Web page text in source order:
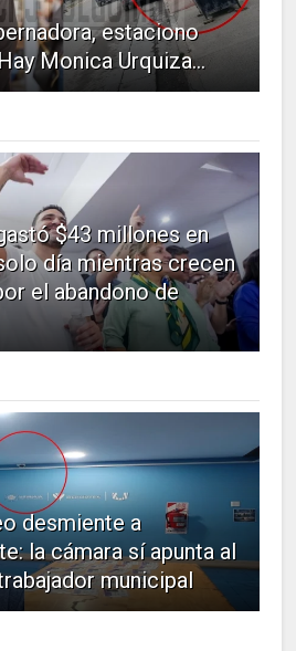
estaciono
Monica Urquiza...
$43 millones en
día mientras crecen
el abandono de
desmiente a
la cámara sí apunta al
municipal